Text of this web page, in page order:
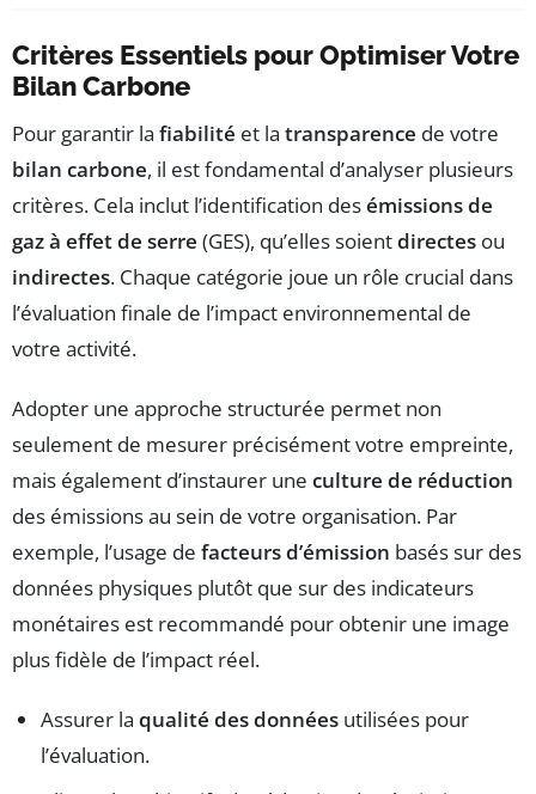
Critères Essentiels pour Optimiser Votre
Bilan Carbone
Pour garantir la fiabilité et la transparence de votre
bilan carbone, il est fondamental d’analyser plusieurs
critères. Cela inclut l’identification desémissions de
gaz à effet de serre (GES), qu’elles soientdirectes ou
indirectes. Chaque catégorie joue un rôle crucial dans
l’évaluation finale de l’impact environnemental de
votre activité.
Adopter une approche structurée permet non
seulement de mesurer précisément votre empreinte,
mais également d’instaurer une culture de réduction
des émissions au sein de votre organisation. Par
exemple, l’usage de facteurs d’émission basés sur des
données physiques plutôt que sur des indicateurs
monétaires est recommandé pour obtenir une image
plus fidèle de l’impact réel.
Assurer la qualité des données utilisées pour
l’évaluation.